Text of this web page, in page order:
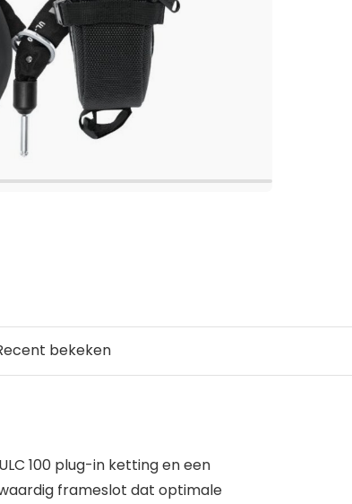
bekeken
100 plug-in ketting en een
frameslot dat optimale